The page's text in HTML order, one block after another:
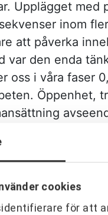
cookies
för att
Upplägget
inom
att påverka
var den enda
oss i våra faser
Öppenhet,
i bilden
och hitintills
och
leda ett av de